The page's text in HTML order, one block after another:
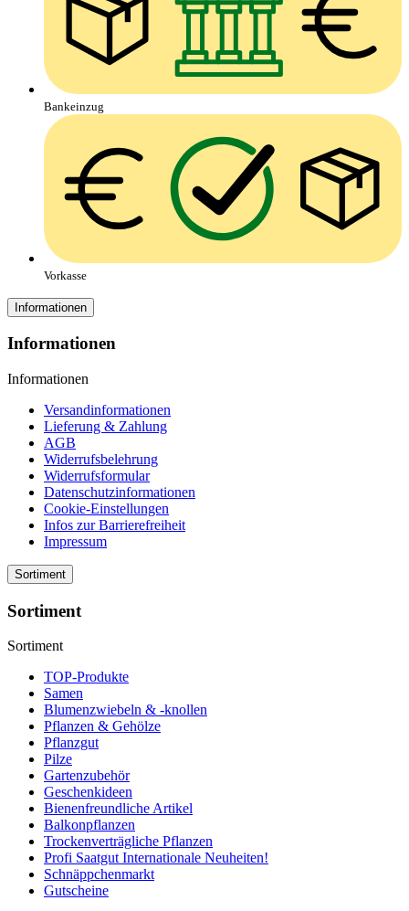
Bankeinzug
Vorkasse
Informationen
Informationen
Informationen
Versandinformationen
Lieferung & Zahlung
AGB
Widerrufsbelehrung
Widerrufsformular
Datenschutzinformationen
Cookie-Einstellungen
Infos zur Barrierefreiheit
Impressum
Sortiment
Sortiment
Sortiment
TOP-Produkte
Samen
Blumenzwiebeln & -knollen
Pflanzen & Gehölze
Pflanzgut
Pilze
Gartenzubehör
Geschenkideen
Bienenfreundliche Artikel
Balkonpflanzen
Trockenverträgliche Pflanzen
Profi Saatgut Internationale Neuheiten!
Schnäppchenmarkt
Gutscheine